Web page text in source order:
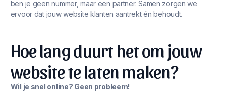
ben je geen nummer, maar een partner. Samen zorgen we
ervoor dat jouw website klanten aantrekt én behoudt.
Hoe lang duurt het om jouw
website te laten maken?
Wil je snel online? Geen probleem!